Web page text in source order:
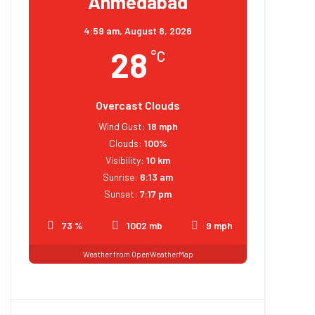
4:59 am, August 8, 2026
28 °C
Overcast Clouds
73 % 1002 mb 9 mph
Wind Gust: 18 mph
Clouds: 100%
Visibility: 10 km
Sunrise: 6:13 am
Sunset: 7:17 pm
Weather from OpenWeatherMap